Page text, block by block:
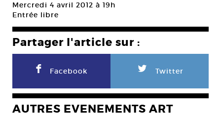
Mercredi 4 avril 2012 à 19h
Entrée libre
Partager l'article sur :
F Facebook L Twitter
AUTRES EVENEMENTS ART